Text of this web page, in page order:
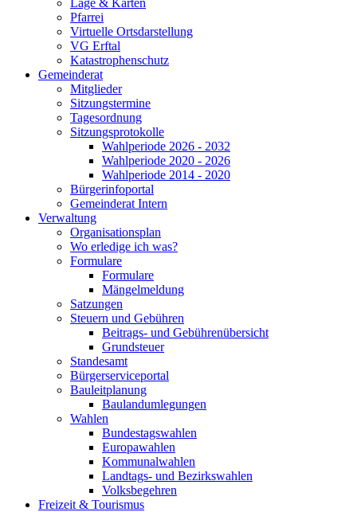
Lage & Karten
Pfarrei
Virtuelle Ortsdarstellung
VG Erftal
Katastrophenschutz
Gemeinderat
Mitglieder
Sitzungstermine
Tagesordnung
Sitzungsprotokolle
Wahlperiode 2026 - 2032
Wahlperiode 2020 - 2026
Wahlperiode 2014 - 2020
Bürgerinfoportal
Gemeinderat Intern
Verwaltung
Organisationsplan
Wo erledige ich was?
Formulare
Formulare
Mängelmeldung
Satzungen
Steuern und Gebühren
Beitrags- und Gebührenübersicht
Grundsteuer
Standesamt
Bürgerserviceportal
Bauleitplanung
Baulandumlegungen
Wahlen
Bundestagswahlen
Europawahlen
Kommunalwahlen
Landtags- und Bezirkswahlen
Volksbegehren
Freizeit & Tourismus